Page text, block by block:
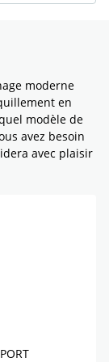
moderne
en
modèle de
avez besoin
avec plaisir